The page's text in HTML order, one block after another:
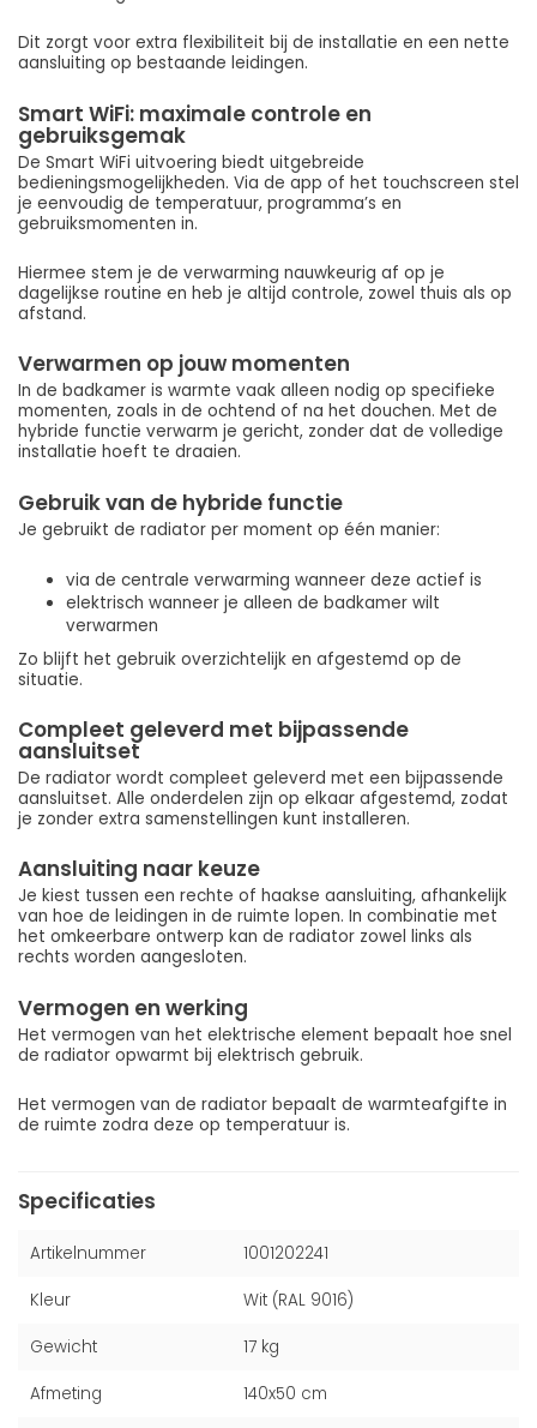
Dit zorgt voor extra flexibiliteit bij de installatie en een nette
aansluiting op bestaande leidingen.
Smart WiFi: maximale controle en
gebruiksgemak
De Smart WiFi uitvoering biedt uitgebreide
bedieningsmogelijkheden. Via de app of het touchscreen stel
je eenvoudig de temperatuur, programma’s en
gebruiksmomenten in.
Hiermee stem je de verwarming nauwkeurig af op je
dagelijkse routine en heb je altijd controle, zowel thuis als op
afstand.
Verwarmen op jouw momenten
In de badkamer is warmte vaak alleen nodig op specifieke
momenten, zoals in de ochtend of na het douchen. Met de
hybride functie verwarm je gericht, zonder dat de volledige
installatie hoeft te draaien.
Gebruik van de hybride functie
Je gebruikt de radiator per moment op één manier:
via de centrale verwarming wanneer deze actief is
elektrisch wanneer je alleen de badkamer wilt
verwarmen
Zo blijft het gebruik overzichtelijk en afgestemd op de
situatie.
Compleet geleverd met bijpassende
aansluitset
De radiator wordt compleet geleverd met een bijpassende
aansluitset. Alle onderdelen zijn op elkaar afgestemd, zodat
je zonder extra samenstellingen kunt installeren.
Aansluiting naar keuze
Je kiest tussen een rechte of haakse aansluiting, afhankelijk
van hoe de leidingen in de ruimte lopen. In combinatie met
het omkeerbare ontwerp kan de radiator zowel links als
rechts worden aangesloten.
Vermogen en werking
Het vermogen van het elektrische element bepaalt hoe snel
de radiator opwarmt bij elektrisch gebruik.
Het vermogen van de radiator bepaalt de warmteafgifte in
de ruimte zodra deze op temperatuur is.
Specificaties
Artikelnummer 1001202241
Kleur Wit (RAL 9016)
Gewicht 17 kg
Afmeting 140x50 cm